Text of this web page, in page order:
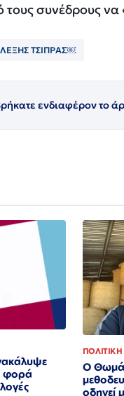
τους συνέδρους να
ΤΣΙΠΡΑΣ￼
ενδιαφέρον το
φορά
ΠΟΛΙΤΙΚΗ
Ο
οδηγεί